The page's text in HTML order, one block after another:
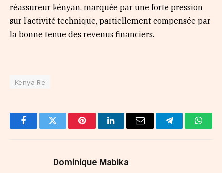
réassureur kényan, marquée par une forte pression
sur l’activité technique, partiellement compensée par
la bonne tenue des revenus financiers.
Kenya Re
FacebookTwitter PinterestLinkedInEmail Telegram
Dominique Mabika